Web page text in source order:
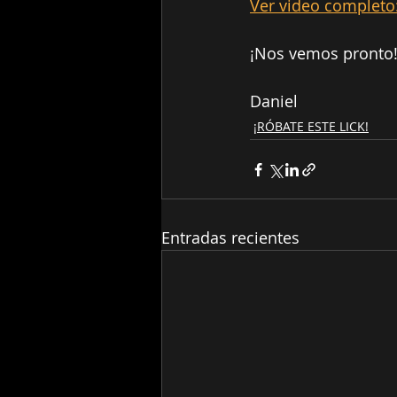
Ver video
¡Nos vemos pronto!
Daniel
¡RÓBATE ESTE LICK!
Entradas recientes